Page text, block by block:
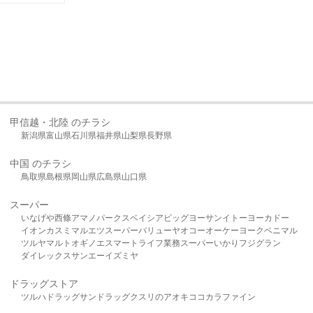
甲信越・北陸 のチラシ
新潟県富山県石川県福井県山梨県長野県
中国 のチラシ
鳥取県島根県岡山県広島県山口県
スーパー
いなげや西條アマノパークスベイシア ビッグヨーサンイトーヨーカドー
イオンカスミ マルエツスーパーバリューヤオコーオーケー ヨークベニマル
ツルヤマルト オギノ エスマート ライフ業務スーパーいかり フジグラン
ダイレックスサンエーイズミヤ
ドラッグストア
ツルハドラッグサンドラッグクスリのアオキ ココカラファイン